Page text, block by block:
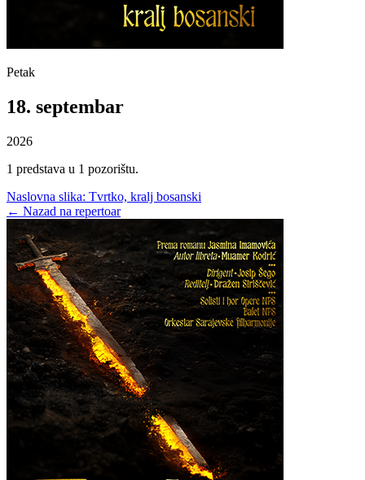
Petak
18. septembar
2026
1 predstava u 1 pozorištu.
Naslovna slika: Tvrtko, kralj bosanski
← Nazad na repertoar